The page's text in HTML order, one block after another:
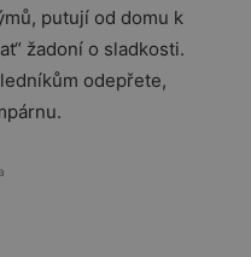
putují od domu k
žadoní o sladkosti.
odepřete,